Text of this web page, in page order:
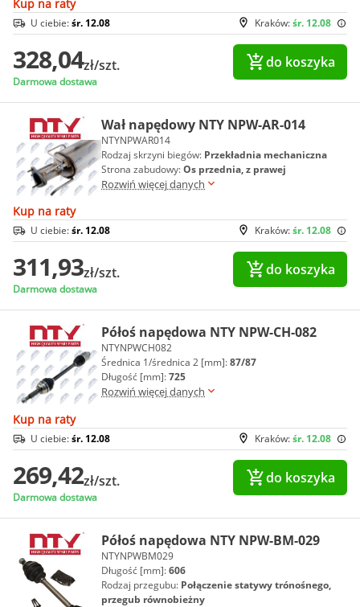
Kup na raty
Kraków:śr. 12.08
U ciebie:śr. 12.08
328,04zł/szt.
Darmowa dostawa
do koszyka
Wał napędowy NTY NPW-AR-014
NTYNPWAR014
Rodzaj skrzyni biegów: Przekładnia mechaniczna
Strona zabudowy:Os przednia, z prawej
Rozwiń więcej danych
Kup na raty
Kraków:śr. 12.08
U ciebie:śr. 12.08
311,93zł/szt.
Darmowa dostawa
do koszyka
Półoś napędowa NTY NPW-CH-082
NTYNPWCH082
Średnica 1/średnica 2 [mm]:87/87
Długość [mm]:725
Rozwiń więcej danych
Kup na raty
Kraków:śr. 12.08
U ciebie:śr. 12.08
269,42zł/szt.
Darmowa dostawa
do koszyka
Półoś napędowa NTY NPW-BM-029
NTYNPWBM029
Długość [mm]:606
Rodzaj przegubu: Połączenie statywy trónośnego,
przegub równobieżny